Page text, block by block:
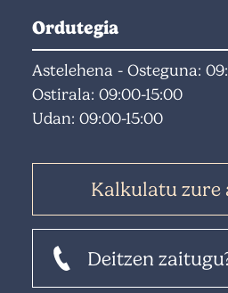
Ordutegia
Astelehena - Osteguna:
Ostirala: 09:00-15:00
Udan: 09:00-15:00
Kalkulatu zure
Deitzen